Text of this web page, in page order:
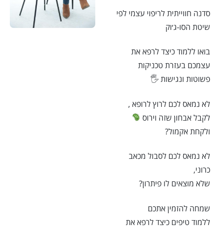
סדנה חווייתית לריפוי עצמי לפי
שיטת הסו-ג׳וק
בואו ללמוד כיצד לרפא את
עצמכם בעזרת טכניקות
פשוטות ונגישות 🖐️
לא נמאס לכם לרוץ לרופא ,
לקבל אבחון שזה וירוס
ולקחת אקמול?
לא נמאס לכם לסבול מכאב
כרוני,
שלא מוצאים לו פיתרון?
שמחה להזמין אתכם
ללמוד טיפים כיצד לרפא את